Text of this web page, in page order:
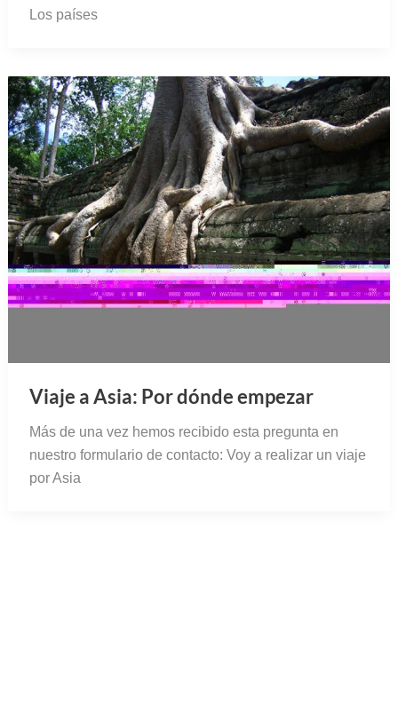
Los países
Viaje a Asia: Por dónde empezar
Más de una vez hemos recibido esta pregunta en
nuestro formulario de contacto: Voy a realizar un viaje
por Asia